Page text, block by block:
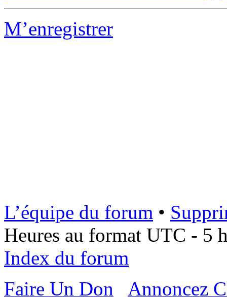
M’enregistrer
L’équipe du forum •
Heures au format UTC - 5
Index du forum
Faire Un Don
Annoncez